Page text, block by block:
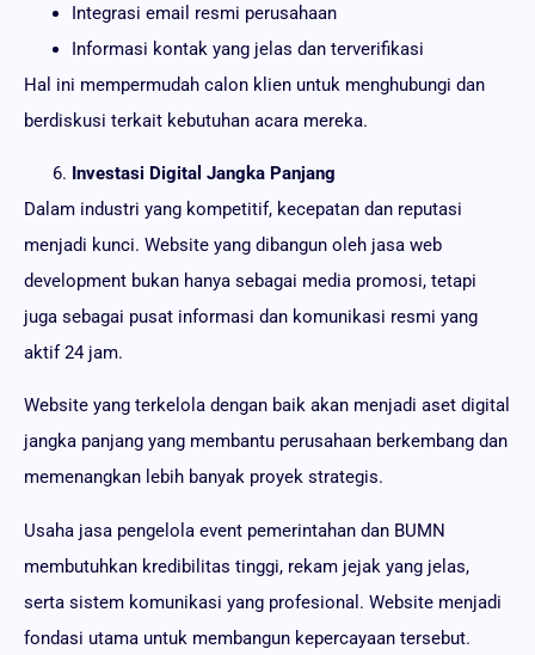
Integrasi email resmi perusahaan
Informasi kontak yang jelas dan terverifikasi
Hal ini mempermudah calon klien untuk menghubungi dan
berdiskusi terkait kebutuhan acara mereka.
Investasi Digital Jangka Panjang
Dalam industri yang kompetitif, kecepatan dan reputasi
menjadi kunci. Website yang dibangun oleh jasa web
development bukan hanya sebagai media promosi, tetapi
juga sebagai pusat informasi dan komunikasi resmi yang
aktif 24 jam.
Website yang terkelola dengan baik akan menjadi aset digital
jangka panjang yang membantu perusahaan berkembang dan
memenangkan lebih banyak proyek strategis.
Usaha jasa pengelola event pemerintahan dan BUMN
membutuhkan kredibilitas tinggi, rekam jejak yang jelas,
serta sistem komunikasi yang profesional. Website menjadi
fondasi utama untuk membangun kepercayaan tersebut.